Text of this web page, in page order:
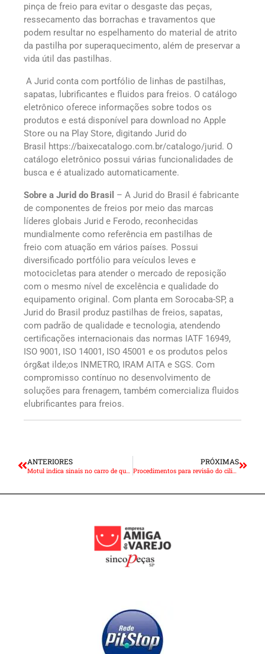
pinça de freio para evitar o desgaste das peças,
ressecamento das borrachas e travamentos que
podem resultar no espelhamento do material de atrito
da pastilha por superaquecimento, além de preservar a
vida útil das pastilhas.
A Jurid conta com portfólio de linhas de pastilhas,
sapatas, lubrificantes e fluidos para freios. O catálogo
eletrônico oferece informações sobre todos os
produtos e está disponível para download no Apple
Store ou na Play Store, digitando Jurid do
Brasil https://baixecatalogo.com.br/catalogo/jurid. O
catálogo eletrônico possui várias funcionalidades de
busca e é atualizado automaticamente.
Sobre a Jurid do Brasil – A Jurid do Brasil é fabricante
de componentes de freios por meio das marcas
líderes globais Jurid e Ferodo, reconhecidas
mundialmente como referência em pastilhas de
freio com atuação em vários países. Possui
diversificado portfólio para veículos leves e
motocicletas para atender o mercado de reposição
com o mesmo nível de excelência e qualidade do
equipamento original. Com planta em Sorocaba-SP, a
Jurid do Brasil produz pastilhas de freios, sapatas,
com padrão de qualidade e tecnologia, atendendo
certificações internacionais das normas IATF 16949,
ISO 9001, ISO 14001, ISO 45001 e os produtos pelos
órg&at ilde;os INMETRO, IRAM AITA e SGS. Com
compromisso contínuo no desenvolvimento de
soluções para frenagem, também comercializa fluidos
elubrificantes para freios.
ANTERIORES
Motul indica sinais no carro de que é hora de procurar um mecânico
PRÓXIMAS
Procedimentos para revisão do cilindro mestre exigem ferramenta adequada